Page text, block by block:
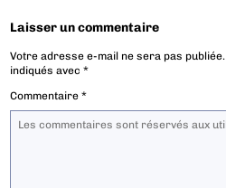
Laisser un commentaire
Votre adresse e-mail ne sera pas publiée.
indiqués avec*
Commentaire*